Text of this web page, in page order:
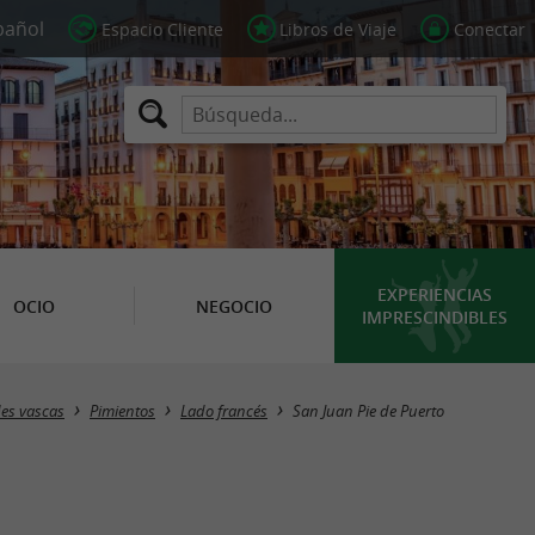
Espacio Cliente Libros de Viaje Conectar
OCIO NEGOCIO
EXPERIENCIAS
IMPRESCINDIBLES
Masquer la carte
vascas Pimientos Lado francés San Juan Pie de Puerto